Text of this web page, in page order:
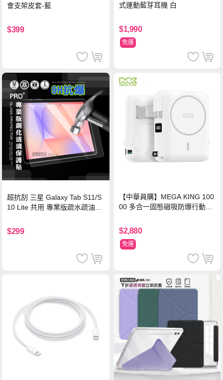
會支架皮套-藍
$399
式運動藍芽耳機 白
$1,990
免運
超抗刮 三星 Galaxy Tab S11/S
10 Lite 共用 專業版疏水疏油9H
$299
【中華員購】MEGA KING 100
00 多合一固態磁吸防爆行動電
$2,880
免運